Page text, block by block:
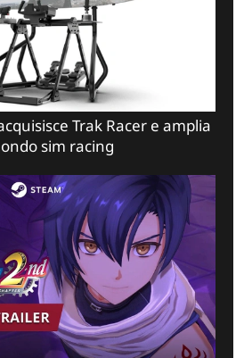
Trak Racer e amplia
sim racing